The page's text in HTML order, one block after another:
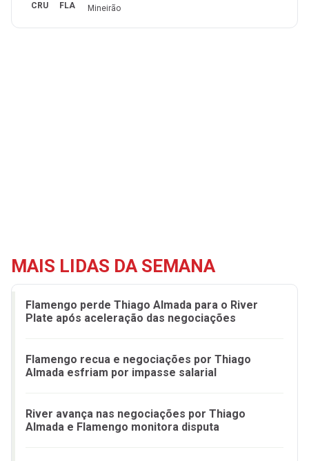
CRU FLA Mineirão
MAIS LIDAS DA SEMANA
Flamengo perde Thiago Almada para o River
Plate após aceleração das negociações
Flamengo recua e negociações por Thiago
Almada esfriam por impasse salarial
River avança nas negociações por Thiago
Almada e Flamengo monitora disputa